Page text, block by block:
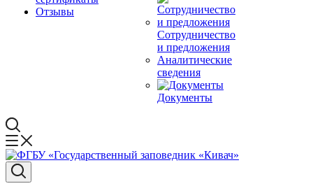
Отзывы
Сотрудничество
и предложения
Аналитические
сведения
Документы